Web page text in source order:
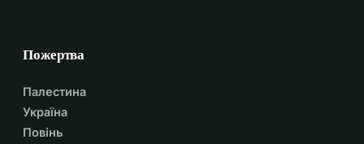
Пожертва
Палестина
Україна
Повінь